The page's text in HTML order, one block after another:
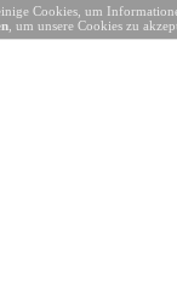
Cookies, um
, um unsere Cookies zu